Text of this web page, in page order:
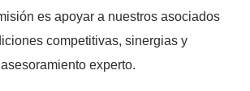
es apoyar a nuestros asociados
competitivas, sinergias y
asesoramiento experto.